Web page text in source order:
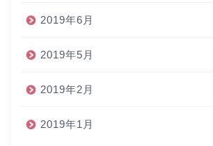
2019年6月
2019年5月
2019年2月
2019年1月